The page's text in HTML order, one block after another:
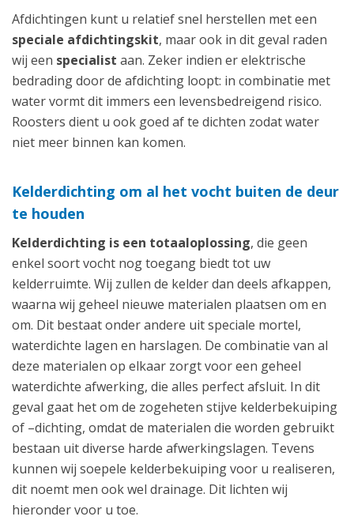
Afdichtingen kunt u relatief snel herstellen met een
speciale afdichtingskit, maar ook in dit geval raden
wij een specialist aan. Zeker indien er elektrische
bedrading door de afdichting loopt: in combinatie met
water vormt dit immers een levensbedreigend risico.
Roosters dient u ook goed af te dichten zodat water
niet meer binnen kan komen.
Kelderdichting om al het vocht buiten de deur
te houden
Kelderdichting is een totaaloplossing, die geen
enkel soort vocht nog toegang biedt tot uw
kelderruimte. Wij zullen de kelder dan deels afkappen,
waarna wij geheel nieuwe materialen plaatsen om en
om. Dit bestaat onder andere uit speciale mortel,
waterdichte lagen en harslagen. De combinatie van al
deze materialen op elkaar zorgt voor een geheel
waterdichte afwerking, die alles perfect afsluit. In dit
geval gaat het om de zogeheten stijve kelderbekuiping
of –dichting, omdat de materialen die worden gebruikt
bestaan uit diverse harde afwerkingslagen. Tevens
kunnen wij soepele kelderbekuiping voor u realiseren,
dit noemt men ook wel drainage. Dit lichten wij
hieronder voor u toe.